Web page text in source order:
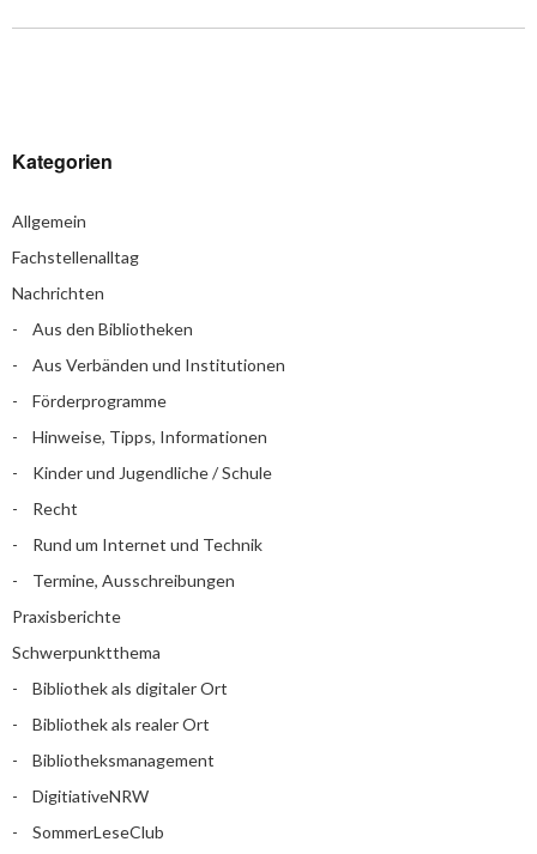
Kategorien
Allgemein
Fachstellenalltag
Nachrichten
Aus den Bibliotheken
Aus Verbänden und Institutionen
Förderprogramme
Hinweise, Tipps, Informationen
Kinder und Jugendliche / Schule
Recht
Rund um Internet und Technik
Termine, Ausschreibungen
Praxisberichte
Schwerpunktthema
Bibliothek als digitaler Ort
Bibliothek als realer Ort
Bibliotheksmanagement
DigitiativeNRW
SommerLeseClub